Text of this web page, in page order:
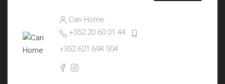
Cari Home
+352 20 60 01 44
+352 621 694 504